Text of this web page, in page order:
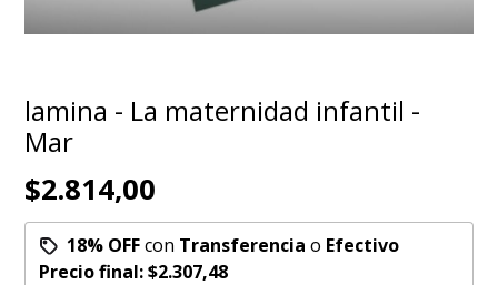
lamina - La maternidad infantil -
Mar
$2.814,00
18% OFFcon Transferencia o Efectivo
Precio final:$2.307,48